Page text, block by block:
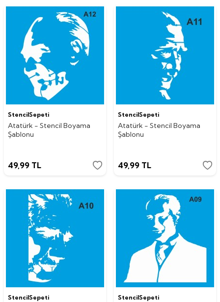
StencilSepeti
Atatürk - Stencil Boyama
Şablonu
49,99 TL
StencilSepeti
Atatürk - Stencil Boyama
Şablonu
49,99 TL
StencilSepeti StencilSepeti